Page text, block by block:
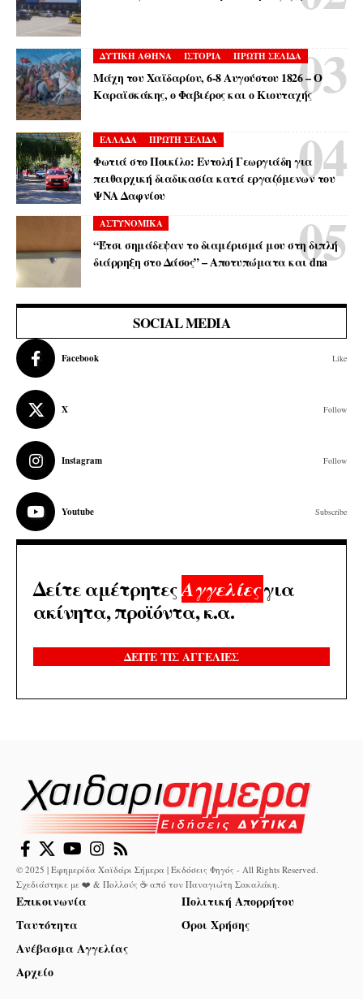
ΔΥΤΙΚΗ ΑΘΗΝΑ ΙΣΤΟΡΙΑ ΠΡΩΤΗ ΣΕΛΙΔΑ
Μάχη του Χαϊδαρίου, 6-8 Αυγούστου 1826 – Ο
Καραϊσκάκης, ο Φαβιέρος και ο Κιουταχής
ΕΛΛΑΔΑ ΠΡΩΤΗ ΣΕΛΙΔΑ
Φωτιά στο Ποικίλο: Εντολή Γεωργιάδη για
πειθαρχική διαδικασία κατά εργαζόμενων του
ΨΝΑ Δαφνίου
ΑΣΤΥΝΟΜΙΚΑ
“Έτσι σημάδεψαν το διαμέρισμά μου στη διπλή
διάρρηξη στο Δάσος” – Αποτυπώματα και dna
SOCIAL MEDIA
Facebook Like
X Follow
Instagram Follow
Youtube Subscribe
Δείτε αμέτρητεςΑγγελίεςγια
ακίνητα, προϊόντα, κ.α.
ΔΕΙΤΕ ΤΙΣ ΑΓΓΕΛΙΕΣ
© 2025 | Εφημερίδα Χαϊδάρι Σήμερα | Εκδόσεις Φηγός - All Rights Reserved.
Σχεδιάστηκε με ❤️ & Πολλούς ☕ από τον Παναγιώτη Σακαλάκη
Επικοινωνία
Ταυτότητα
Ανέβασμα Αγγελίας
Αρχείο
Πολιτική Απορρήτου
Όροι Χρήσης